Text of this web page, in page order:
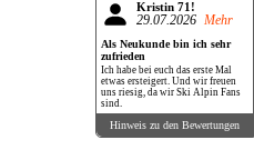
Kristin 71!
29.07.2026 Mehr
Als Neukunde bin ich sehr
zufrieden
Ich habe bei euch das erste Mal
etwas ersteigert. Und wir freuen
uns riesig, da wir Ski Alpin Fans
sind.
Hinweis zu den Bewertungen